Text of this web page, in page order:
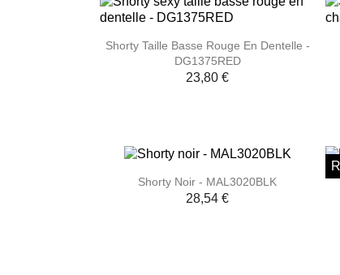
Aperçu rapide
Shorty Taille Basse Rouge En Dentelle -
DG1375RED
23,80 €
Aperçu rapide
Shorty Noir - MAL3020BLK
28,54 €